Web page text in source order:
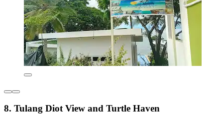
8. Tulang Diot View and Turtle Haven